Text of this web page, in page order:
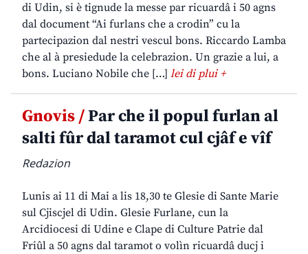
di Udin, si è tignude la messe par ricuardâ i 50 agns
dal document “Ai furlans che a crodin” cu la
partecipazion dal nestri vescul bons. Riccardo Lamba
che al à presiedude la celebrazion. Un grazie a lui, a
bons. Luciano Nobile che […] lei di plui +
Gnovis /Par che il popul furlan al
salti fûr dal taramot cul cjâf e vîf
Redazion
Lunis ai 11 di Mai a lis 18,30 te Glesie di Sante Marie
sul Cjiscjel di Udin. Glesie Furlane, cun la
Arcidiocesi di Udine e Clape di Culture Patrie dal
Friûl a 50 agns dal taramot o volìn ricuardâ ducj i